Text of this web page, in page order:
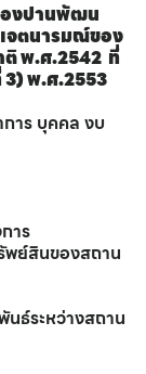
องปานพัฒน
จตนารมณ์ของ
พ.ศ.2542 ที่
พ.ศ.2553
าร บุคคล งบ
าร
พย์สินของสถาน
ธ์ระหว่างสถาน